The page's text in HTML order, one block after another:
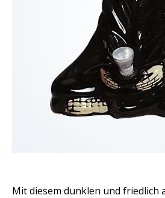
Mit diesem dunklen und friedlich